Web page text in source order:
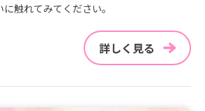
触れてみてください。
詳しく見る